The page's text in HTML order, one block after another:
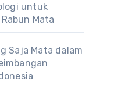
untuk
Mata
Saja Mata dalam